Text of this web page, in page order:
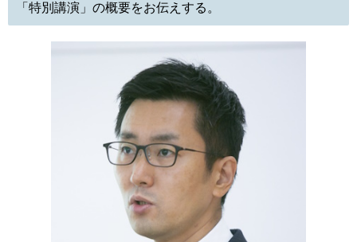
「特別講演」の概要をお伝えする。